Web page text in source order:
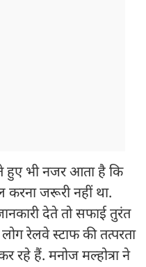
हुए भी नजर आता है कि
करना जरूरी नहीं था.
देते तो सफाई तुरंत
रेलवे स्टाफ की तत्परता
रहे हैं. मनोज मल्होत्रा ने